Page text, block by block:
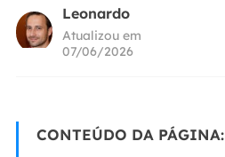
Leonardo
Atualizou em
07/06/2026
CONTEÚDO DA PÁGINA: